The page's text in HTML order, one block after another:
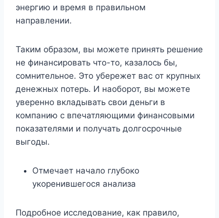
энергию и время в правильном
направлении.
Таким образом, вы можете принять решение
не финансировать что-то, казалось бы,
сомнительное. Это убережет вас от крупных
денежных потерь. И наоборот, вы можете
уверенно вкладывать свои деньги в
компанию с впечатляющими финансовыми
показателями и получать долгосрочные
выгоды.
Отмечает начало глубоко
укоренившегося анализа
Подробное исследование, как правило,